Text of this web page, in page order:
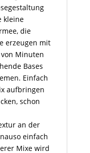
kleine
die
erzeugen mit
Minuten
Bases
Einfach
aufbringen
schon
an der
einfach
Mixe wird